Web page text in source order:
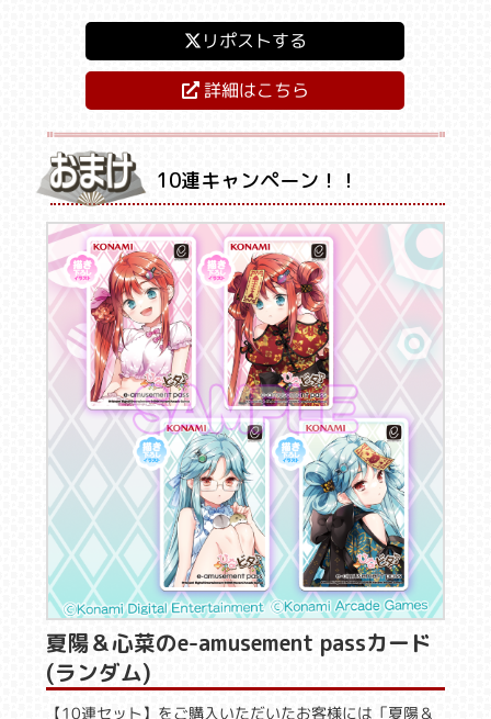
リポストする
詳細はこちら
10連キャンペーン！！
夏陽＆心菜のe-amusement passカード
(ランダム)
【10連セット】をご購入いただいたお客様には「夏陽＆